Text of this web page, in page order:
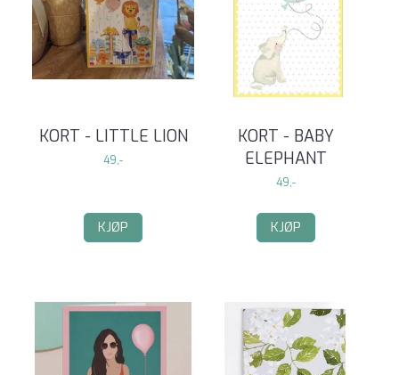
KORT - LITTLE LION
49,-
KJØP
KORT - BABY
ELEPHANT
49,-
KJØP